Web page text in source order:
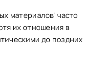
материалов' часто
их отношения в
до поздних